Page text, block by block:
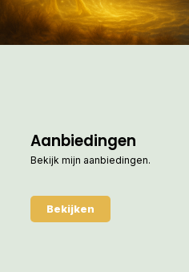
Aanbiedingen
Bekijk mijn aanbiedingen.
Bekijken